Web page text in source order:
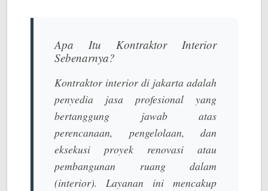
Apa Itu Kontraktor Interior
Sebenarnya?
Kontraktor interior di jakarta adalah
penyedia jasa profesional yang
bertanggung jawab atas
perencanaan, pengelolaan, dan
eksekusi proyek renovasi atau
pembangunan ruang dalam
(interior). Layanan ini mencakup